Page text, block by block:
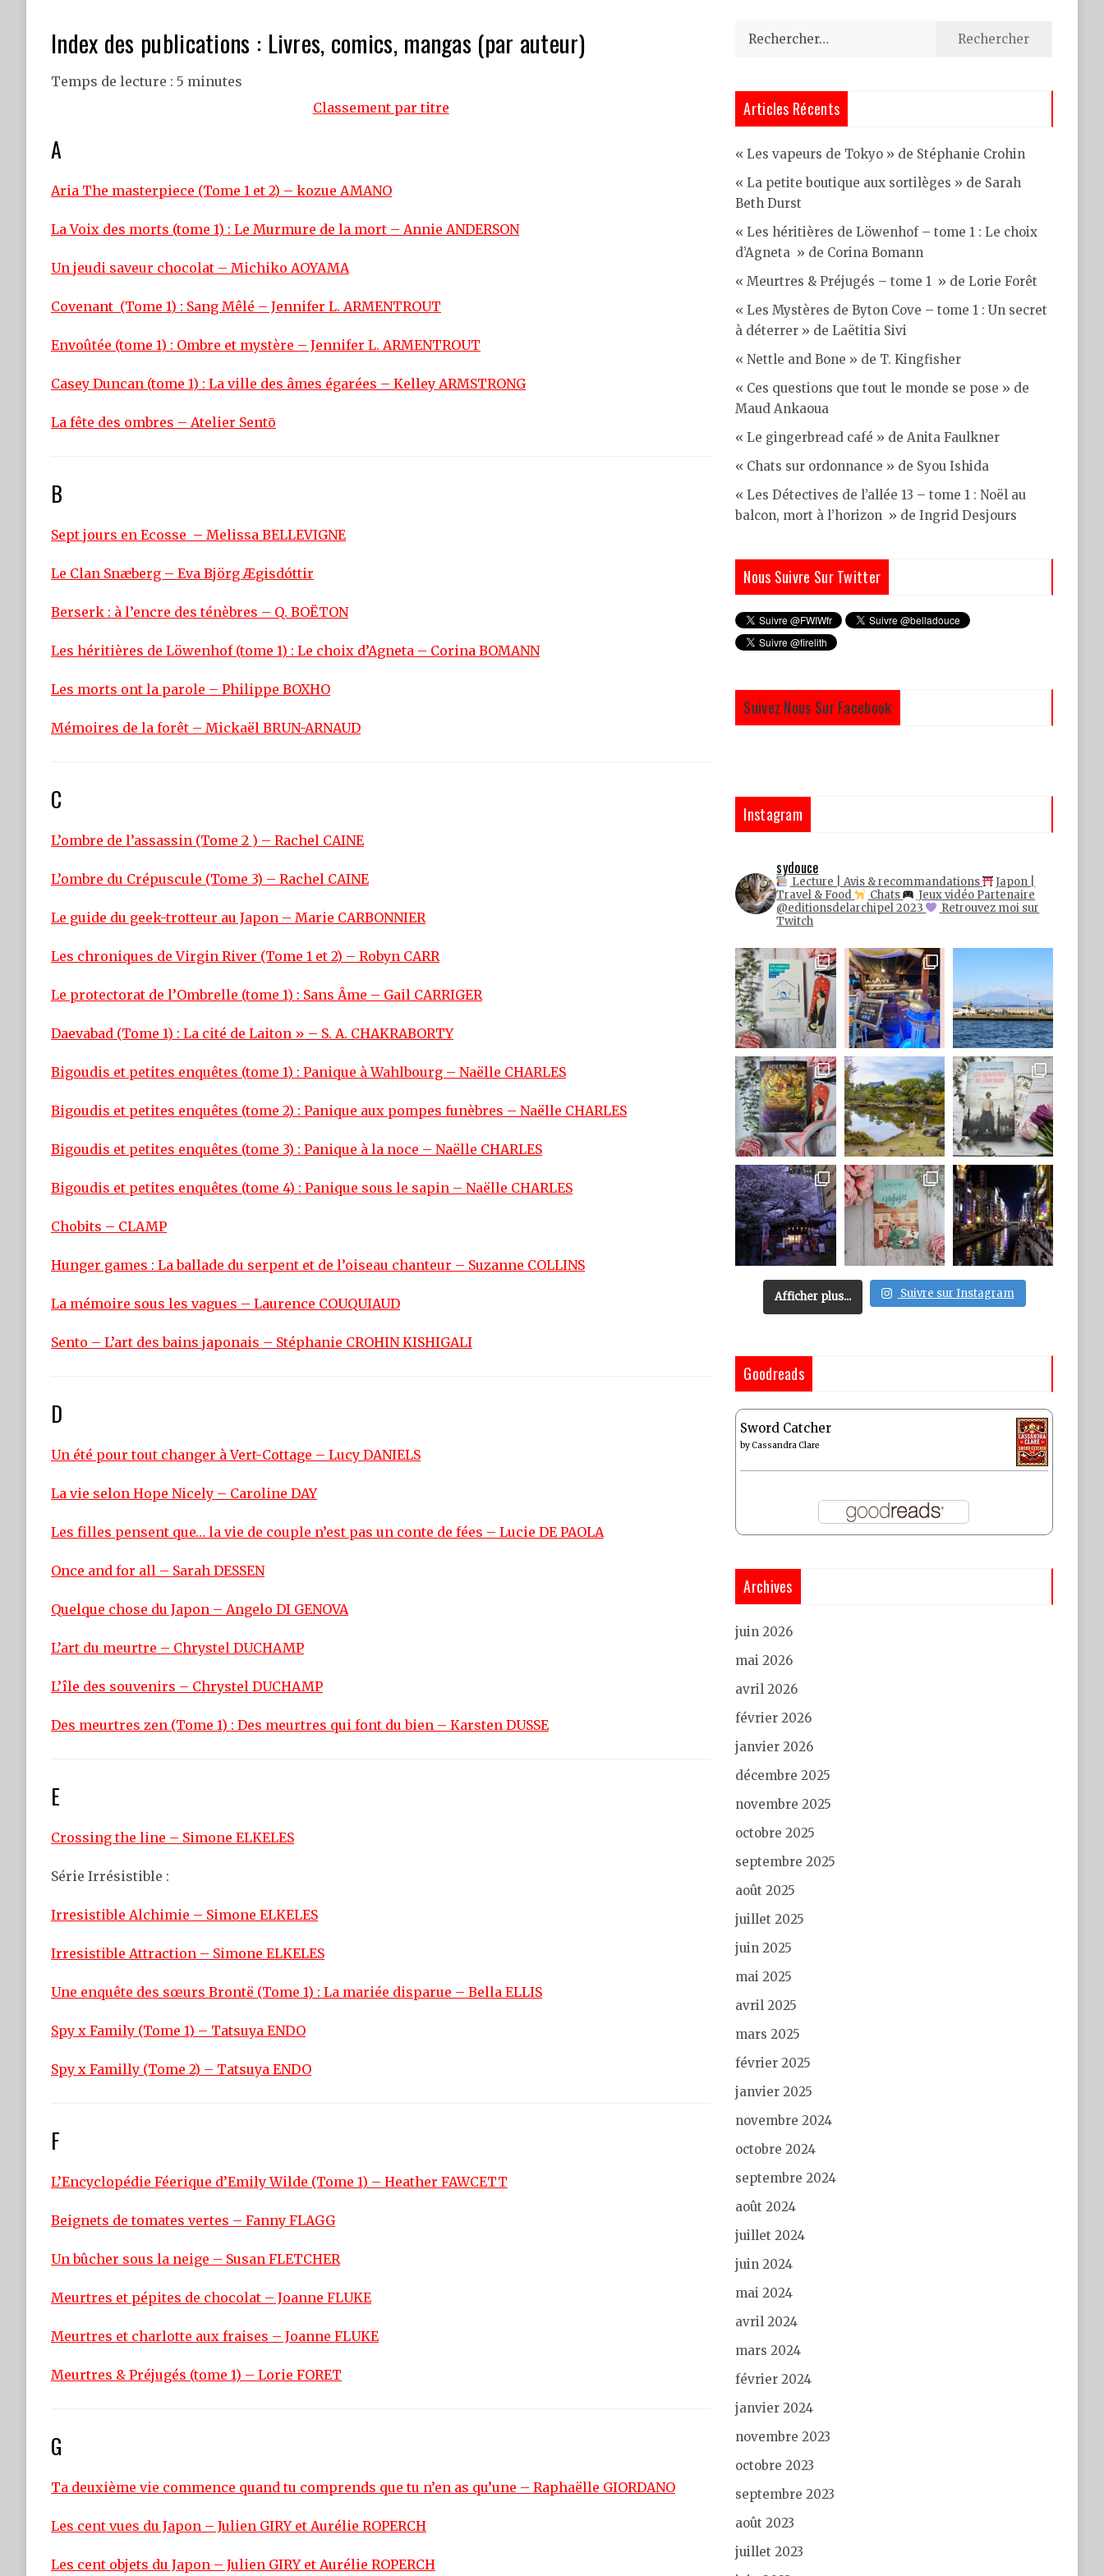
Index des publications : Livres, comics, mangas (par auteur)
Temps de lecture : 5 minutes
Classement par titre
A
Aria The masterpiece (Tome 1 et 2) – kozue AMANO
La Voix des morts (tome 1) : Le Murmure de la mort – Annie ANDERSON
Un jeudi saveur chocolat – Michiko AOYAMA
Covenant (Tome 1) : Sang Mêlé – Jennifer L. ARMENTROUT
Envoûtée (tome 1) : Ombre et mystère – Jennifer L. ARMENTROUT
Casey Duncan (tome 1) : La ville des âmes égarées – Kelley ARMSTRONG
La fête des ombres – Atelier Sentō
B
Sept jours en Ecosse – Melissa BELLEVIGNE
Le Clan Snæberg – Eva Björg Ægisdóttir
Berserk : à l’encre des ténèbres – Q. BOËTON
Les héritières de Löwenhof (tome 1) : Le choix d’Agneta – Corina BOMANN
Les morts ont la parole – Philippe BOXHO
Mémoires de la forêt – Mickaël BRUN-ARNAUD
C
L’ombre de l’assassin (Tome 2 ) – Rachel CAINE
L’ombre du Crépuscule (Tome 3) – Rachel CAINE
Le guide du geek-trotteur au Japon – Marie CARBONNIER
Les chroniques de Virgin River (Tome 1 et 2) – Robyn CARR
Le protectorat de l’Ombrelle (tome 1) : Sans Âme – Gail CARRIGER
Daevabad (Tome 1) : La cité de Laiton » – S. A. CHAKRABORTY
Bigoudis et petites enquêtes (tome 1) : Panique à Wahlbourg – Naëlle CHARLES
Bigoudis et petites enquêtes (tome 2) : Panique aux pompes funèbres – Naëlle CHARLES
Bigoudis et petites enquêtes (tome 3) : Panique à la noce – Naëlle CHARLES
Bigoudis et petites enquêtes (tome 4) : Panique sous le sapin – Naëlle CHARLES
Chobits – CLAMP
Hunger games : La ballade du serpent et de l’oiseau chanteur – Suzanne COLLINS
La mémoire sous les vagues – Laurence COUQUIAUD
Sento – L’art des bains japonais – Stéphanie CROHIN KISHIGALI
D
Un été pour tout changer à Vert-Cottage – Lucy DANIELS
La vie selon Hope Nicely – Caroline DAY
Les filles pensent que… la vie de couple n’est pas un conte de fées – Lucie DE PAOLA
Once and for all – Sarah DESSEN
Quelque chose du Japon – Angelo DI GENOVA
L’art du meurtre – Chrystel DUCHAMP
L’île des souvenirs – Chrystel DUCHAMP
Des meurtres zen (Tome 1) : Des meurtres qui font du bien – Karsten DUSSE
E
Crossing the line – Simone ELKELES
Série Irrésistible :
Irresistible Alchimie – Simone ELKELES
Irresistible Attraction – Simone ELKELES
Une enquête des sœurs Brontë (Tome 1) : La mariée disparue – Bella ELLIS
Spy x Family (Tome 1) – Tatsuya ENDO
Spy x Familly (Tome 2) – Tatsuya ENDO
F
L’Encyclopédie Féerique d’Emily Wilde (Tome 1) – Heather FAWCETT
Beignets de tomates vertes – Fanny FLAGG
Un bûcher sous la neige – Susan FLETCHER
Meurtres et pépites de chocolat – Joanne FLUKE
Meurtres et charlotte aux fraises – Joanne FLUKE
Meurtres & Préjugés (tome 1) – Lorie FORET
G
Ta deuxième vie commence quand tu comprends que tu n’en as qu’une – Raphaëlle GIORDANO
Les cent vues du Japon – Julien GIRY et Aurélie ROPERCH
Les cent objets du Japon – Julien GIRY et Aurélie ROPERCH
Rechercher :
Articles Récents
« Les vapeurs de Tokyo » de Stéphanie Crohin
« La petite boutique aux sortilèges » de Sarah
Beth Durst
« Les héritières de Löwenhof – tome 1 : Le choix
d’Agneta » de Corina Bomann
« Meurtres & Préjugés – tome 1 » de Lorie Forêt
« Les Mystères de Byton Cove – tome 1 : Un secret
à déterrer » de Laëtitia Sivi
« Nettle and Bone » de T. Kingfisher
« Ces questions que tout le monde se pose » de
Maud Ankaoua
« Le gingerbread café » de Anita Faulkner
« Chats sur ordonnance » de Syou Ishida
« Les Détectives de l’allée 13 – tome 1 : Noël au
balcon, mort à l’horizon » de Ingrid Desjours
Nous Suivre Sur Twitter
Suivez Nous Sur Facebook
Instagram
sydouce
Lecture | Avis & recommandations
Japon |
Travel & Food
Chats Jeux vidéo Partenaire
@editionsdelarchipel 2023
Retrouvez moi sur
Twitch
Afficher plus... Suivre sur Instagram
Goodreads
Sword Catcher
byCassandra Clare
Archives
juin 2026
mai 2026
avril 2026
février 2026
janvier 2026
décembre 2025
novembre 2025
octobre 2025
septembre 2025
août 2025
juillet 2025
juin 2025
mai 2025
avril 2025
mars 2025
février 2025
janvier 2025
novembre 2024
octobre 2024
septembre 2024
août 2024
juillet 2024
juin 2024
mai 2024
avril 2024
mars 2024
février 2024
janvier 2024
novembre 2023
octobre 2023
septembre 2023
août 2023
juillet 2023